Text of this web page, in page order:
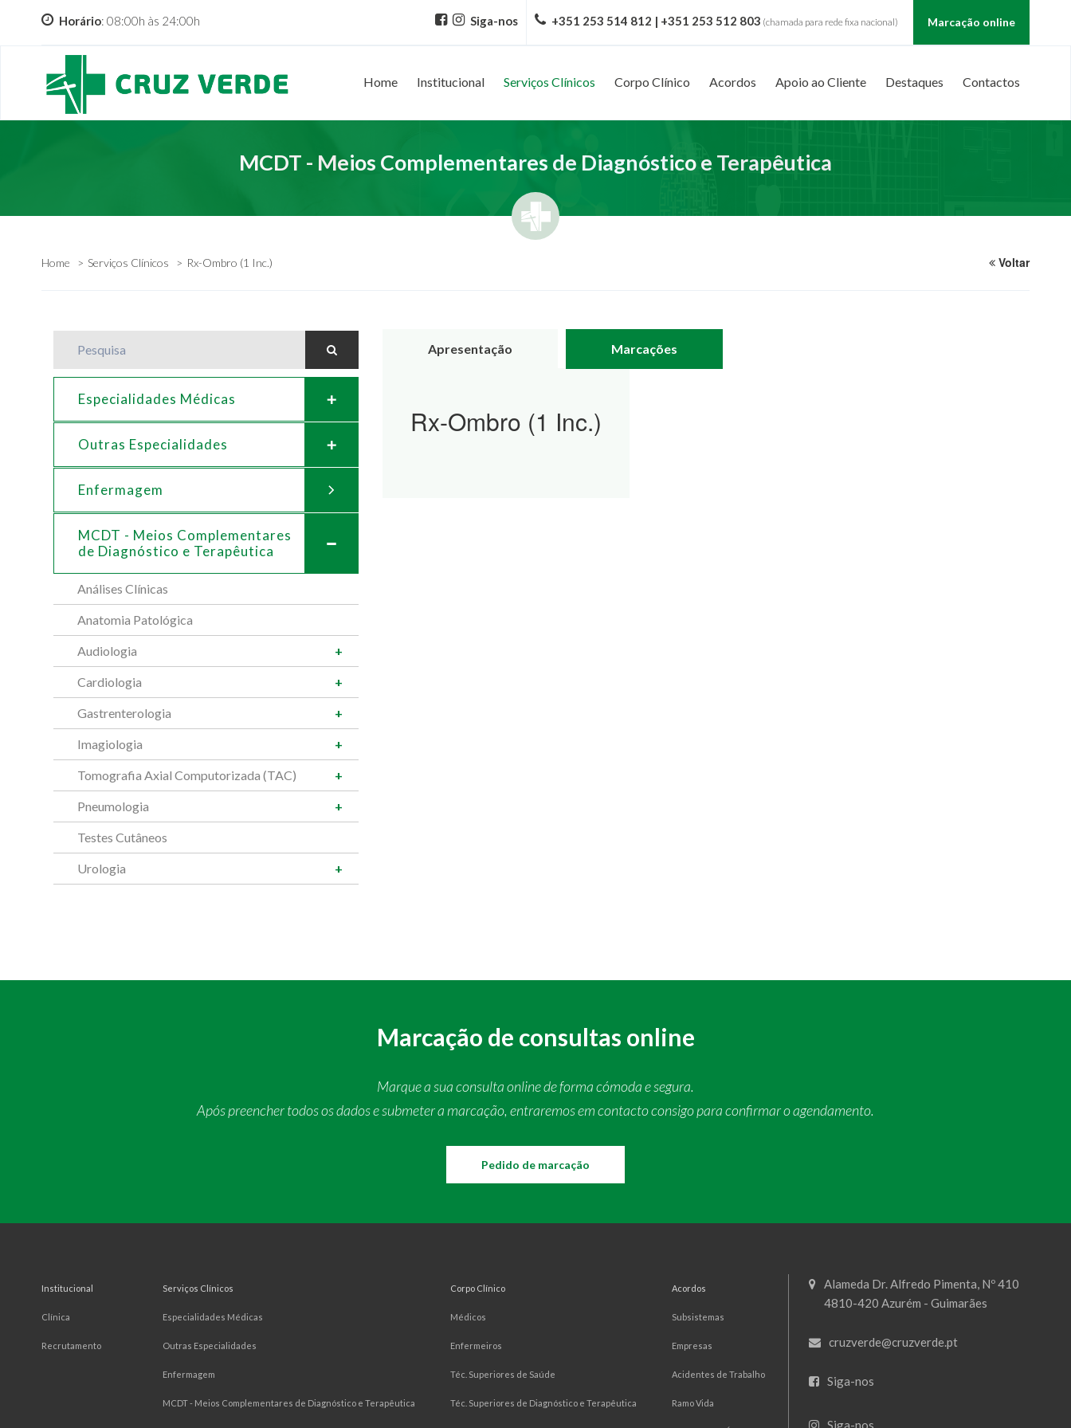
Horário: 08:00h às 24:00h Siga-nos +351 253 514 812 | +351 253 512 803 (chamada para rede fixa nacional) Marcação online
Home Institucional Serviços Clínicos Corpo Clínico Acordos Apoio ao Cliente Destaques Contactos
MCDT - Meios Complementares de Diagnóstico e Terapêutica
Home Serviços Clínicos Rx-Ombro (1 Inc.) Voltar
Especialidades Médicas
Outras Especialidades
Enfermagem
MCDT - Meios Complementares
de Diagnóstico e Terapêutica
Análises Clínicas
Anatomia Patológica
Audiologia
Cardiologia
Gastrenterologia
Imagiologia
Tomografia Axial Computorizada (TAC)
Pneumologia
Testes Cutâneos
Urologia
Apresentação Marcações
Rx-Ombro (1 Inc.)
Marcação de consultas online
Marque a sua consulta online de forma cómoda e segura.
Após preencher todos os dados e submeter a marcação, entraremos em contacto consigo para confirmar o agendamento.
Pedido de marcação
Institucional
Clínica
Recrutamento
Serviços Clínicos
Especialidades Médicas
Outras Especialidades
Enfermagem
MCDT - Meios Complementares de Diagnóstico e Terapêutica
Corpo Clínico
Médicos
Enfermeiros
Téc. Superiores de Saúde
Téc. Superiores de Diagnóstico e Terapêutica
Acordos
Subsistemas
Empresas
Acidentes de Trabalho
Ramo Vida
Alameda Dr. Alfredo Pimenta, Nº 410
4810-420 Azurém - Guimarães
cruzverde@cruzverde.pt
Siga-nos
Siga-nos